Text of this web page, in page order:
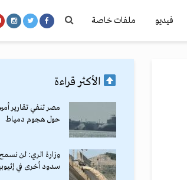
فيديو ملفات خاصة
الأكثر قراءة
مصر تنفي تقارير
حول هجوم دمياط
وزارة الري: لن
سدود أخرى في